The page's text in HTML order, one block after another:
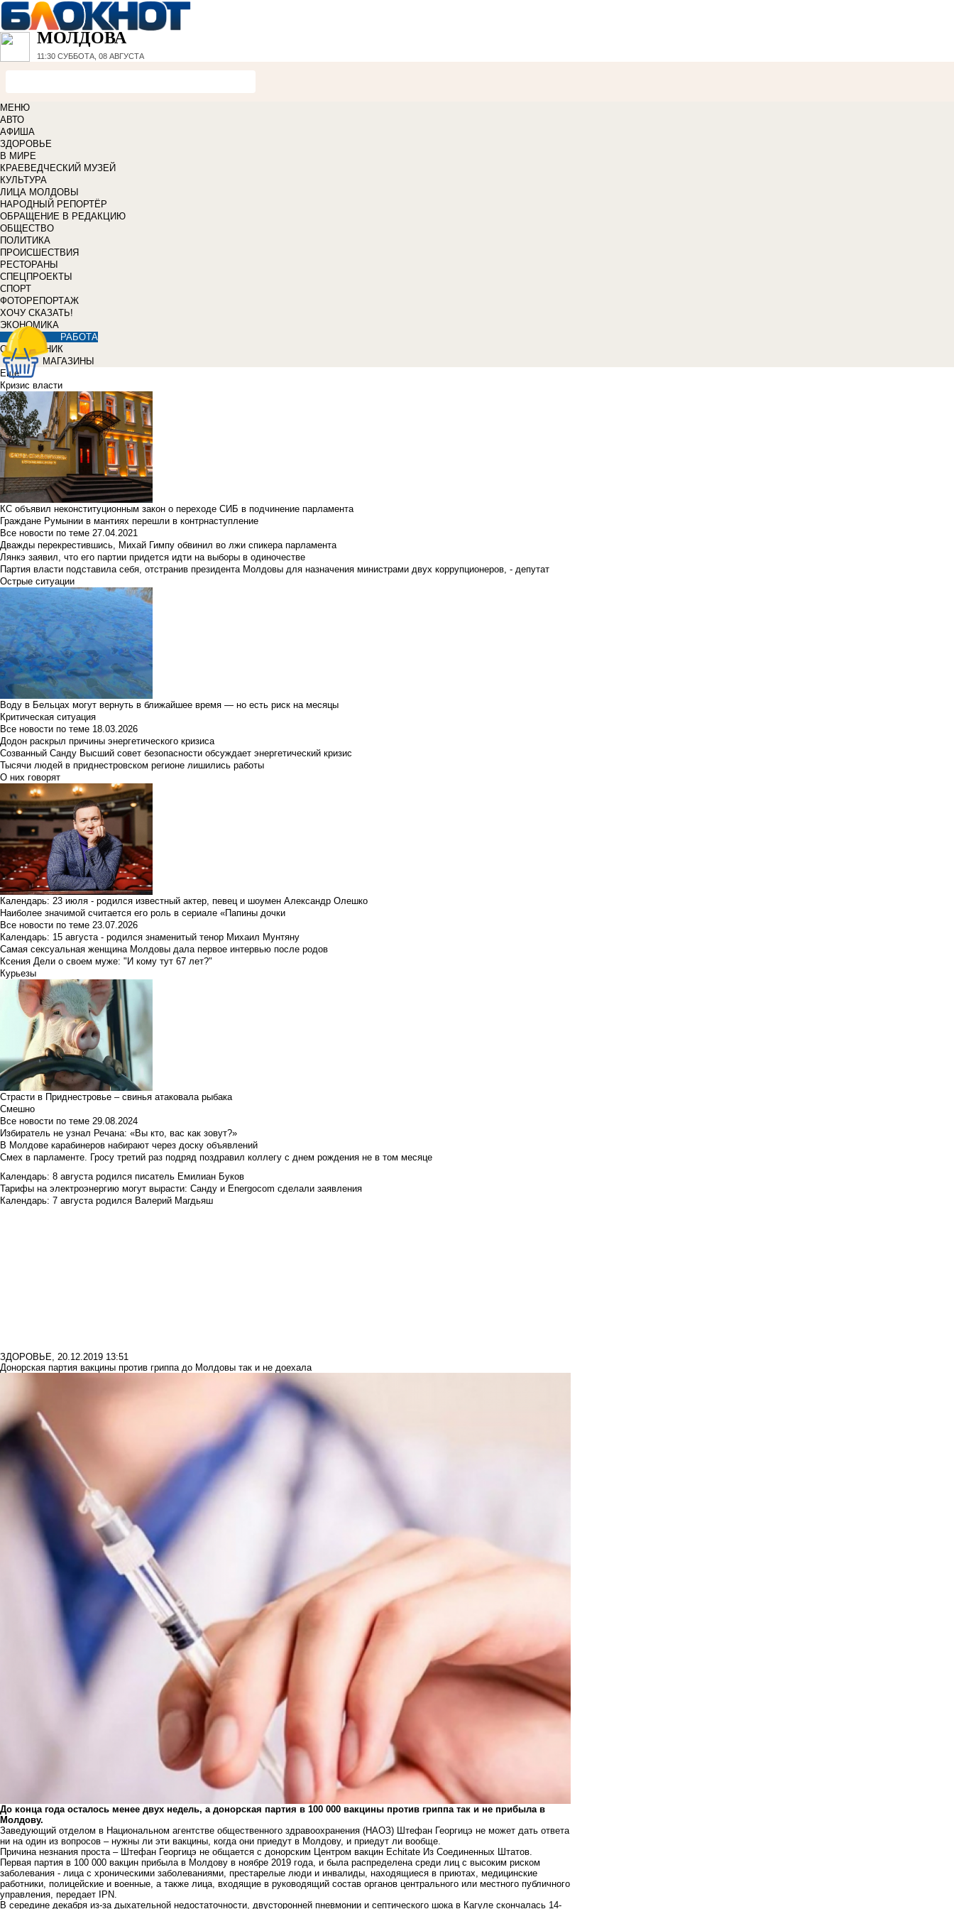
МОЛДОВА
11:30 СУББОТА, 08 АВГУСТА
МЕНЮ
АВТО
АФИША
ЗДОРОВЬЕ
В МИРЕ
КРАЕВЕДЧЕСКИЙ МУЗЕЙ
КУЛЬТУРА
ЛИЦА МОЛДОВЫ
НАРОДНЫЙ РЕПОРТЁР
ОБРАЩЕНИЕ В РЕДАКЦИЮ
ОБЩЕСТВО
ПОЛИТИКА
ПРОИСШЕСТВИЯ
РЕСТОРАНЫ
СПЕЦПРОЕКТЫ
СПОРТ
ФОТОРЕПОРТАЖ
ХОЧУ СКАЗАТЬ!
ЭКОНОМИКА
РАБОТА
СПРАВОЧНИК
МАГАЗИНЫ
Еще
Кризис власти
КС объявил неконституционным закон о переходе СИБ в подчинение парламента
Граждане Румынии в мантиях перешли в контрнаступление
Все новости по теме 27.04.2021
Дважды перекрестившись, Михай Гимпу обвинил во лжи спикера парламента
Лянкэ заявил, что его партии придется идти на выборы в одиночестве
Партия власти подставила себя, отстранив президента Молдовы для назначения министрами двух коррупционеров, - депутат
Острые ситуации
Воду в Бельцах могут вернуть в ближайшее время — но есть риск на месяцы
Критическая ситуация
Все новости по теме 18.03.2026
Додон раскрыл причины энергетического кризиса
Созванный Санду Высший совет безопасности обсуждает энергетический кризис
Тысячи людей в приднестровском регионе лишились работы
О них говорят
Календарь: 23 июля - родился известный актер, певец и шоумен Александр Олешко
Наиболее значимой считается его роль в сериале «Папины дочки
Все новости по теме 23.07.2026
Календарь: 15 августа - родился знаменитый тенор Михаил Мунтяну
Самая сексуальная женщина Молдовы дала первое интервью после родов
Ксения Дели о своем муже: "И кому тут 67 лет?"
Курьезы
Страсти в Приднестровье – свинья атаковала рыбака
Смешно
Все новости по теме 29.08.2024
Избиратель не узнал Речана: «Вы кто, вас как зовут?»
В Молдове карабинеров набирают через доску объявлений
Смех в парламенте. Гросу третий раз подряд поздравил коллегу с днем рождения не в том месяце
Календарь: 8 августа родился писатель Емилиан Буков
Тарифы на электроэнергию могут вырасти: Санду и Energocom сделали заявления
Календарь: 7 августа родился Валерий Магдьяш
ЗДОРОВЬЕ, 20.12.2019 13:51
Донорская партия вакцины против гриппа до Молдовы так и не доехала
До конца года осталось менее двух недель, а донорская партия в 100 000 вакцины против гриппа так и не прибыла в
Молдову.
Заведующий отделом в Национальном агентстве общественного здравоохранения (НАОЗ) Штефан Георгицэ не может дать ответа
ни на один из вопросов – нужны ли эти вакцины, когда они приедут в Молдову, и приедут ли вообще.
Причина незнания проста – Штефан Георгицэ не общается с донорским Центром вакцин Echitate Из Соединенных Штатов.
Первая партия в 100 000 вакцин прибыла в Молдову в ноябре 2019 года, и была распределена среди лиц с высоким риском
заболевания - лица с хроническими заболеваниями, престарелые люди и инвалиды, находящиеся в приютах, медицинские
работники, полицейские и военные, а также лица, входящие в руководящий состав органов центрального или местного публичного
управления, передает IPN.
В середине декабря из-за дыхательной недостаточности, двусторонней пневмонии и септического шока в Кагуле скончалась 14-